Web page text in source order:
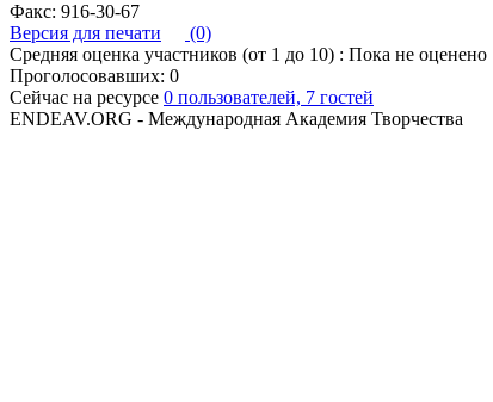
Факс: 916-30-67
Версия для печати
(0)
Средняя оценка участников (от 1 до 10) : Пока не оценено
Проголосовавших: 0
Сейчас на ресурсе 0 пользователей, 7 гостей
ENDEAV.ORG - Международная Академия Творчества